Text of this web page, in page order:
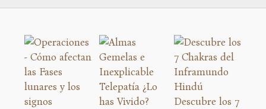
Descubre los 7